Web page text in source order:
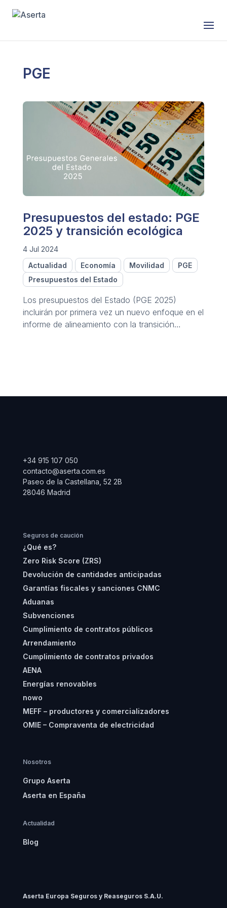
Saltar al contenido
PGE
Presupuestos del estado: PGE
2025 y transición ecológica
4 Jul 2024
Actualidad
Economía Movilidad
PGE
Presupuestos del Estado
Los presupuestos del Estado (PGE 2025)
incluirán por primera vez un nuevo enfoque en el
informe de alineamiento con la transición
+34 915 107 050
contacto@aserta.com.es
Paseo de la Castellana, 52 2B
28046 Madrid
Seguros de caución
¿Qué es?
Zero Risk Score (ZRS)
Devolución de cantidades anticipadas
Garantías fiscales y sanciones CNMC
Aduanas
Subvenciones
Cumplimiento de contratos públicos
Arrendamiento
Cumplimiento de contratos privados
AENA
Energías renovables
nowo
MEFF – productores y comercializadores
OMIE – Compraventa de electricidad
Nosotros
Grupo Aserta
Aserta en España
Actualidad
Blog
Aserta Europa Seguros y Reaseguros S.A.U.